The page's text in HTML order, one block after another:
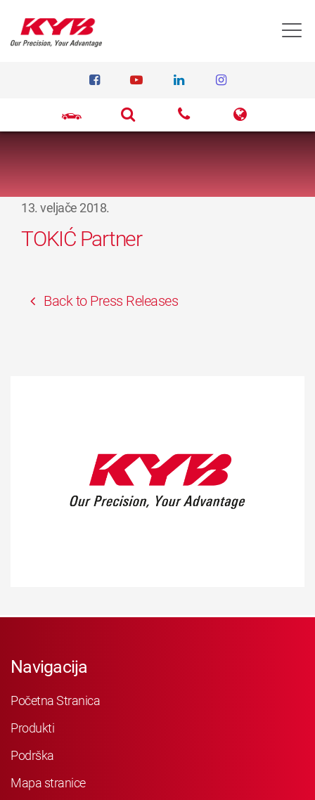
13. veljače 2018.
TOKIĆ Partner
Back to Press Releases
Navigacija
Početna Stranica
Produkti
Podrška
Mapa stranice